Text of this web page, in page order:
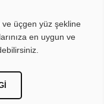
üçgen yüz şekline
en uygun ve